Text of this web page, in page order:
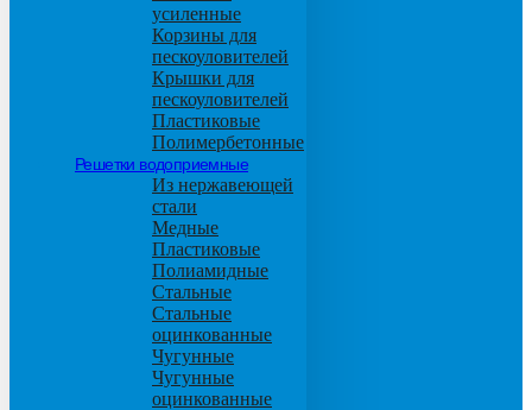
усиленные
Корзины для
пескоуловителей
Крышки для
пескоуловителей
Пластиковые
Полимербетонные
Решетки водоприемные
Из нержавеющей
стали
Медные
Пластиковые
Полиамидные
Стальные
Стальные
оцинкованные
Чугунные
Чугунные
оцинкованные